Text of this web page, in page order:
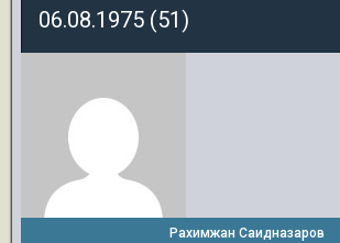
06.08.1975 (51)
Рахимжан Саидназаров